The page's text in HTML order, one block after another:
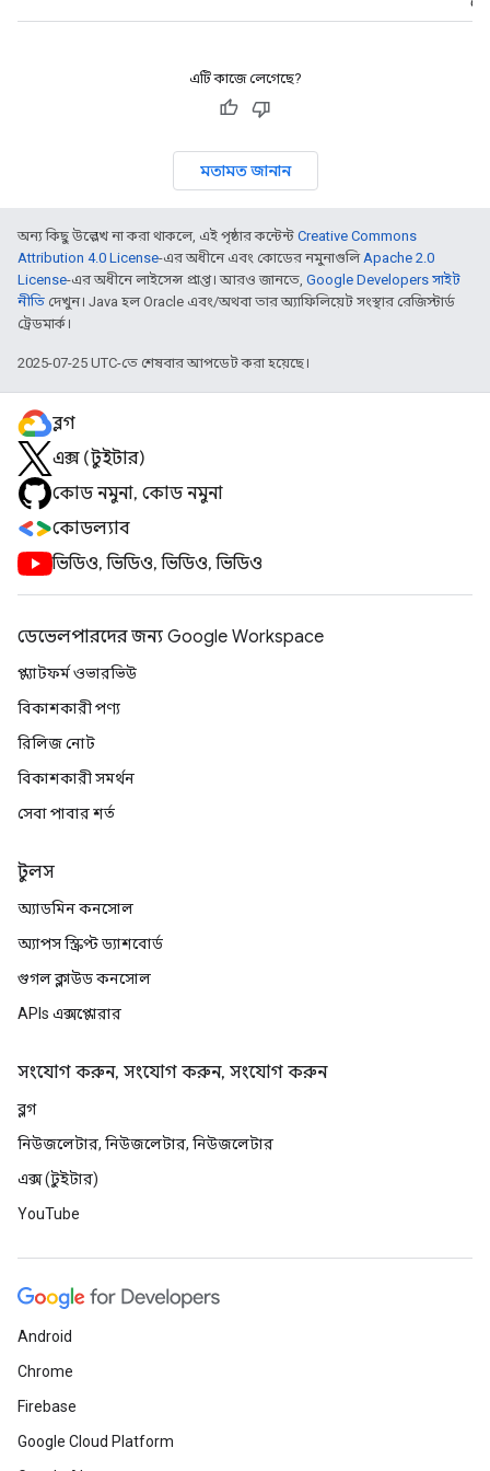
এটি কাজে লেগেছে?
মতামত জানান
অন্য কিছু উল্লেখ না করা থাকলে, এই পৃষ্ঠার কন্টেন্ট Creative Commons
Attribution 4.0 License-এর অধীনে এবং কোডের নমুনাগুলিApache 2.0
License-এর অধীনে লাইসেন্স প্রাপ্ত। আরও জানতে, Google Developers সাইট
নীতি দেখুন। Java হল Oracle এবং/অথবা তার অ্যাফিলিয়েট সংস্থার রেজিস্টার্ড
ট্রেডমার্ক।
2025-07-25 UTC-তে শেষবার আপডেট করা হয়েছে।
ব্লগ
এক্স (টুইটার)
কোড নমুনা, কোড নমুনা
কোডল্যাব
ভিডিও, ভিডিও, ভিডিও, ভিডিও
ডেভেলপারদের জন্য Google Workspace
প্ল্যাটফর্ম ওভারভিউ
বিকাশকারী পণ্য
রিলিজ নোট
বিকাশকারী সমর্থন
সেবা পাবার শর্ত
টুলস
অ্যাডমিন কনসোল
অ্যাপস স্ক্রিপ্ট ড্যাশবোর্ড
গুগল ক্লাউড কনসোল
APIs এক্সপ্লোরার
সংযোগ করুন, সংযোগ করুন, সংযোগ করুন
ব্লগ
নিউজলেটার, নিউজলেটার, নিউজলেটার
এক্স (টুইটার)
YouTube
Android
Chrome
Firebase
Google Cloud Platform